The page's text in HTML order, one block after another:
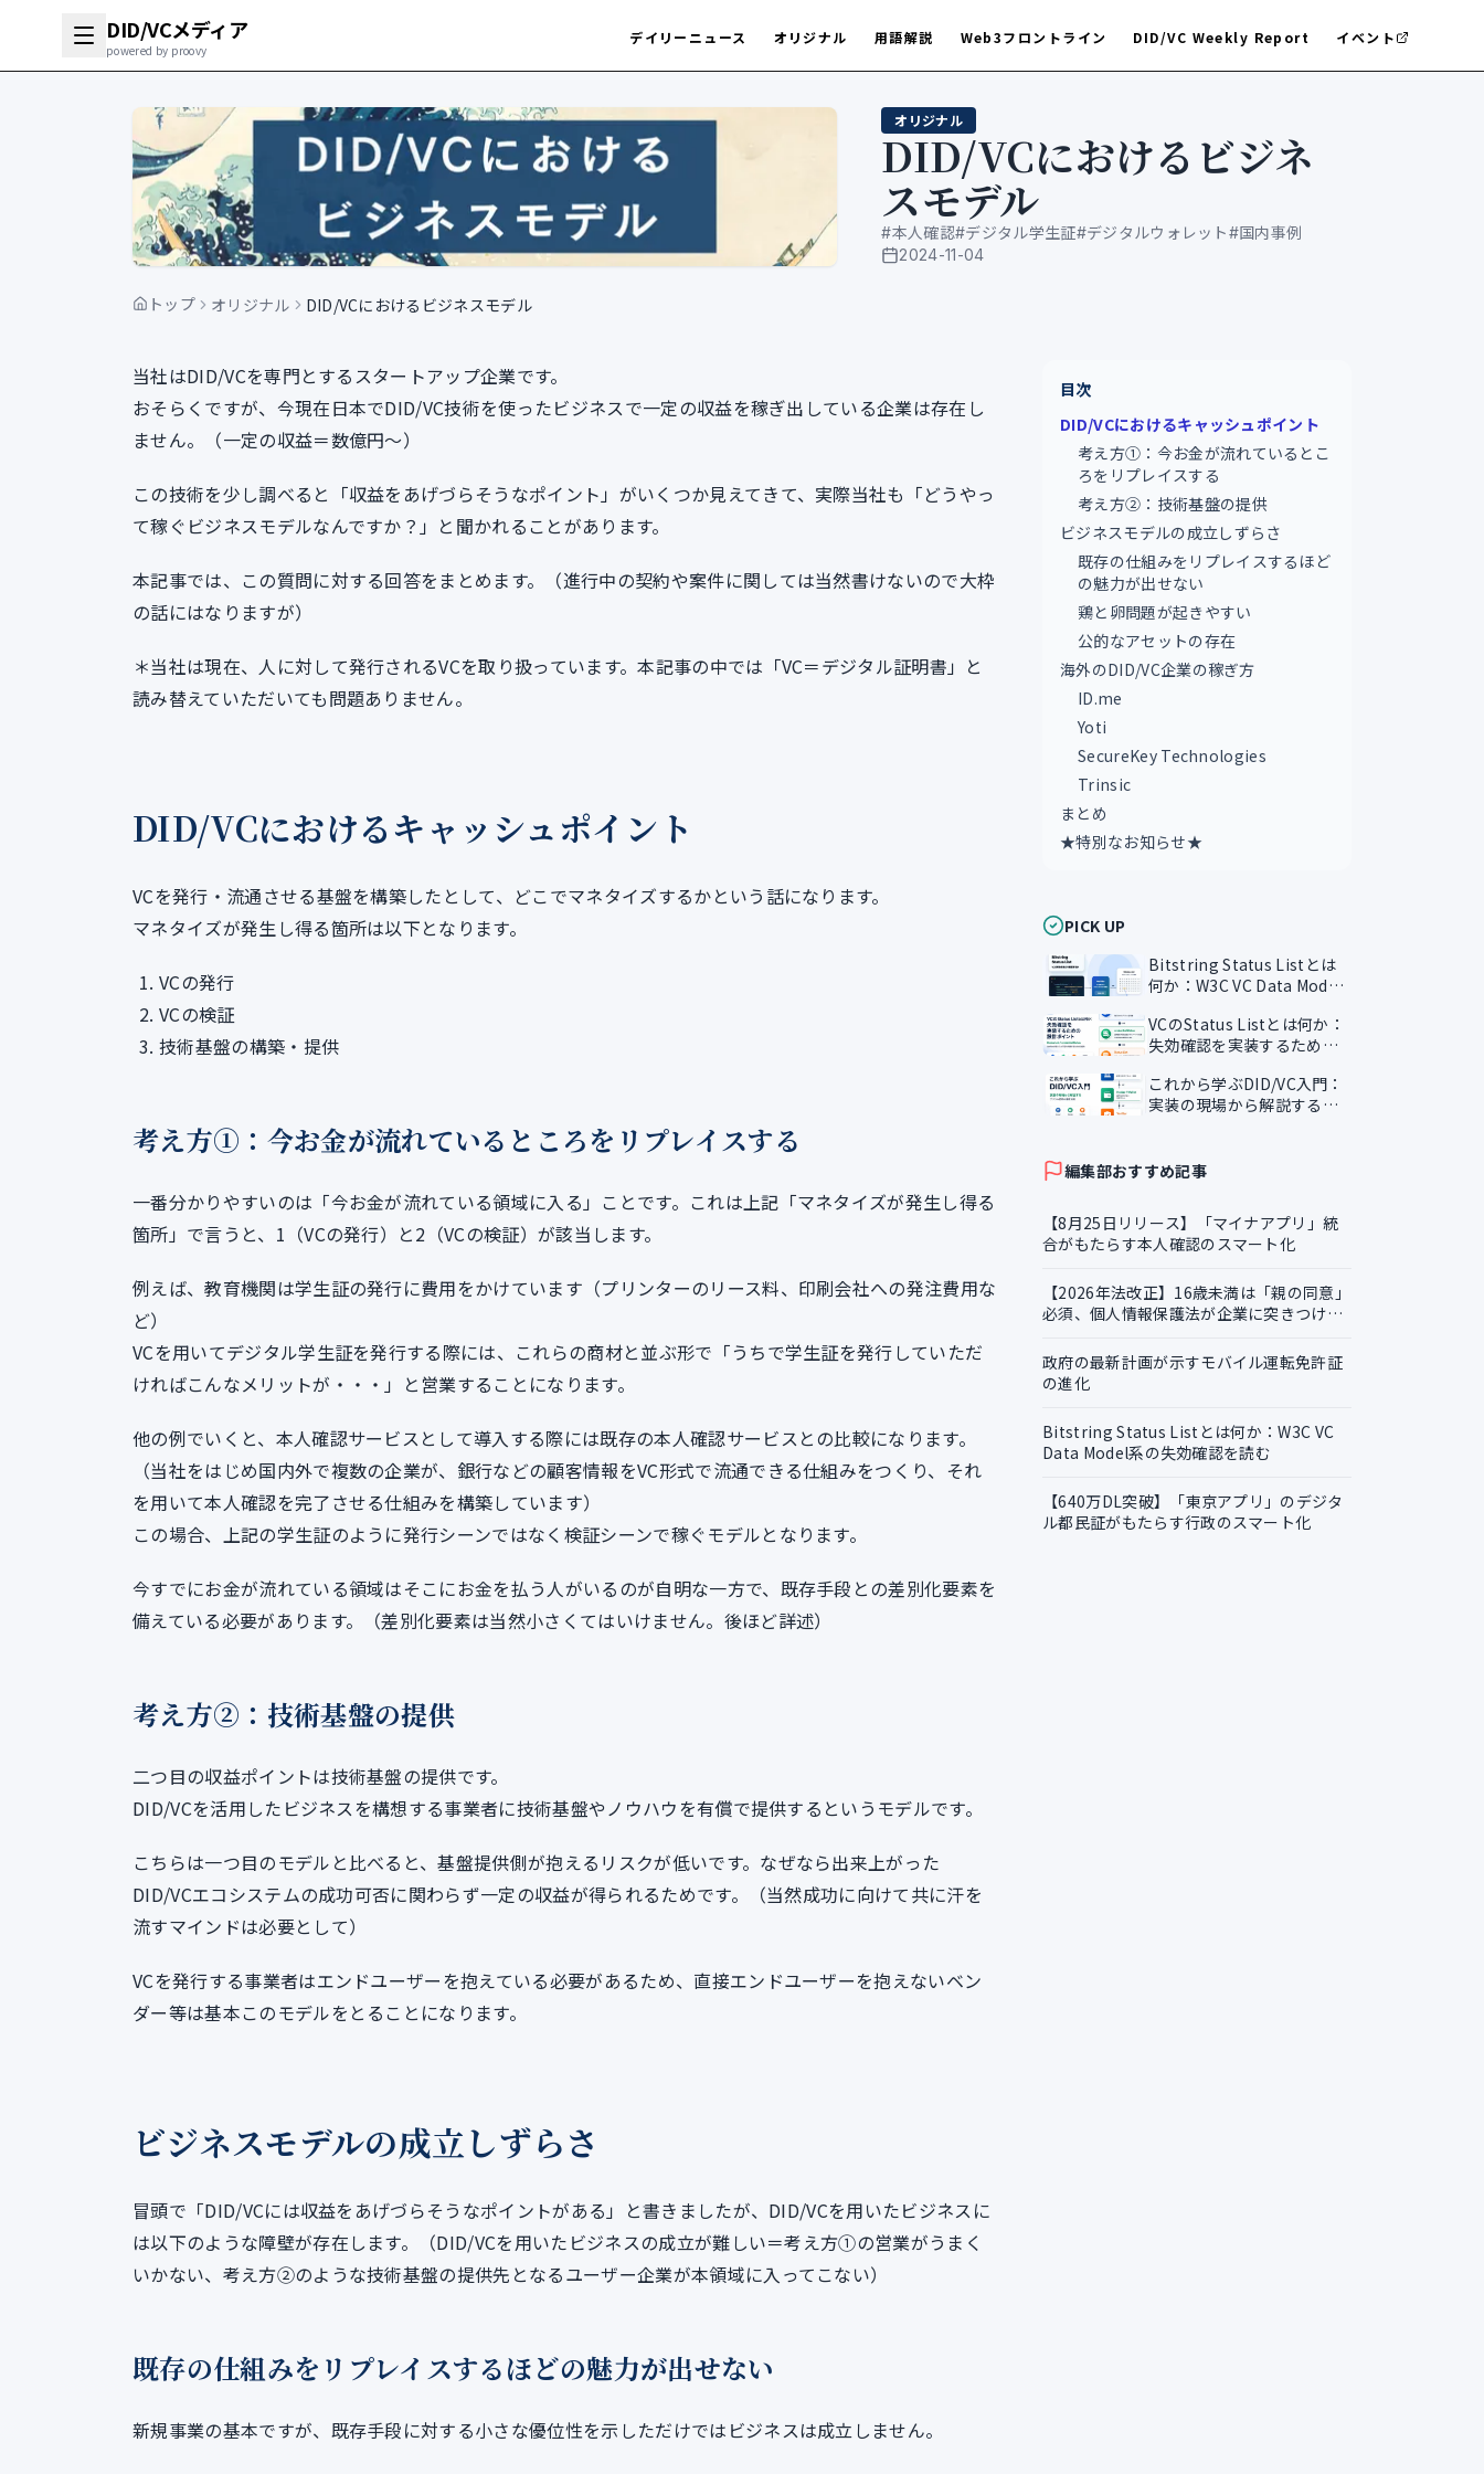
DID/VCメディア
powered by proovy
デイリーニュース オリジナル 用語解説 Web3フロントライン DID/VC Weekly Report イベント
オリジナル
DID/VCにおけるビジネ
スモデル
#本人確認#デジタル学生証#デジタルウォレット#国内事例
公開日
2024-11-04
トップ オリジナル DID/VCにおけるビジネスモデル
当社はDID/VCを専門とするスタートアップ企業です。
おそらくですが、今現在日本でDID/VC技術を使ったビジネスで一定の収益を稼ぎ出している企業は存在し
ません。（一定の収益＝数億円〜）
この技術を少し調べると「収益をあげづらそうなポイント」がいくつか見えてきて、実際当社も「どうやっ
て稼ぐビジネスモデルなんですか？」と聞かれることがあります。
本記事では、この質問に対する回答をまとめます。（進行中の契約や案件に関しては当然書けないので大枠
の話にはなりますが）
＊当社は現在、人に対して発行されるVCを取り扱っています。本記事の中では「VC＝デジタル証明書」と
読み替えていただいても問題ありません。
DID/VCにおけるキャッシュポイント
VCを発行・流通させる基盤を構築したとして、どこでマネタイズするかという話になります。
マネタイズが発生し得る箇所は以下となります。
VCの発行
VCの検証
技術基盤の構築・提供
考え方①：今お金が流れているところをリプレイスする
一番分かりやすいのは「今お金が流れている領域に入る」ことです。これは上記「マネタイズが発生し得る
箇所」で言うと、1（VCの発行）と2（VCの検証）が該当します。
例えば、教育機関は学生証の発行に費用をかけています（プリンターのリース料、印刷会社への発注費用な
ど）
VCを用いてデジタル学生証を発行する際には、これらの商材と並ぶ形で「うちで学生証を発行していただ
ければこんなメリットが・・・」と営業することになります。
他の例でいくと、本人確認サービスとして導入する際には既存の本人確認サービスとの比較になります。
（当社をはじめ国内外で複数の企業が、銀行などの顧客情報をVC形式で流通できる仕組みをつくり、それ
を用いて本人確認を完了させる仕組みを構築しています）
この場合、上記の学生証のように発行シーンではなく検証シーンで稼ぐモデルとなります。
今すでにお金が流れている領域はそこにお金を払う人がいるのが自明な一方で、既存手段との差別化要素を
備えている必要があります。（差別化要素は当然小さくてはいけません。後ほど詳述）
考え方②：技術基盤の提供
二つ目の収益ポイントは技術基盤の提供です。
DID/VCを活用したビジネスを構想する事業者に技術基盤やノウハウを有償で提供するというモデルです。
こちらは一つ目のモデルと比べると、基盤提供側が抱えるリスクが低いです。なぜなら出来上がった
DID/VCエコシステムの成功可否に関わらず一定の収益が得られるためです。（当然成功に向けて共に汗を
流すマインドは必要として）
VCを発行する事業者はエンドユーザーを抱えている必要があるため、直接エンドユーザーを抱えないベン
ダー等は基本このモデルをとることになります。
ビジネスモデルの成立しずらさ
冒頭で「DID/VCには収益をあげづらそうなポイントがある」と書きましたが、DID/VCを用いたビジネスに
は以下のような障壁が存在します。（DID/VCを用いたビジネスの成立が難しい＝考え方①の営業がうまく
いかない、考え方②のような技術基盤の提供先となるユーザー企業が本領域に入ってこない）
既存の仕組みをリプレイスするほどの魅力が出せない
新規事業の基本ですが、既存手段に対する小さな優位性を示しただけではビジネスは成立しません。
目次
DID/VCにおけるキャッシュポイント
考え方①：今お金が流れているとこ
ろをリプレイスする
考え方②：技術基盤の提供
ビジネスモデルの成立しずらさ
既存の仕組みをリプレイスするほど
の魅力が出せない
鶏と卵問題が起きやすい
公的なアセットの存在
海外のDID/VC企業の稼ぎ方
ID.me
Yoti
SecureKey Technologies
Trinsic
まとめ
★特別なお知らせ★
PICK UP
Bitstring Status Listとは
何か：W3C VC Data Model
VCのStatus Listとは何か：
失効確認を実装するための
これから学ぶDID/VC入門：
実装の現場から解説するデ
編集部おすすめ記事
【8月25日リリース】「マイナアプリ」統
合がもたらす本人確認のスマート化
【2026年法改正】16歳未満は「親の同意」
必須、個人情報保護法が企業に突きつける
政府の最新計画が示すモバイル運転免許証
の進化
Bitstring Status Listとは何か：W3C VC
Data Model系の失効確認を読む
【640万DL突破】「東京アプリ」のデジタ
ル都民証がもたらす行政のスマート化